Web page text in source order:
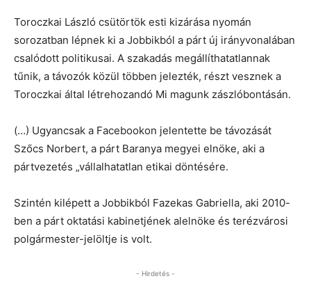
Toroczkai László csütörtök esti kizárása nyomán
sorozatban lépnek ki a Jobbikból a párt új irányvonalában
csalódott politikusai. A szakadás megállíthatatlannak
tűnik, a távozók közül többen jelezték, részt vesznek a
Toroczkai által létrehozandó Mi magunk zászlóbontásán.
(…) Ugyancsak a Facebookon jelentette be távozását
Szőcs Norbert, a párt Baranya megyei elnöke, aki a
pártvezetés „vállalhatatlan etikai döntésére.
Szintén kilépett a Jobbikból Fazekas Gabriella, aki 2010-
ben a párt oktatási kabinetjének alelnöke és terézvárosi
polgármester-jelöltje is volt.
- Hirdetés -